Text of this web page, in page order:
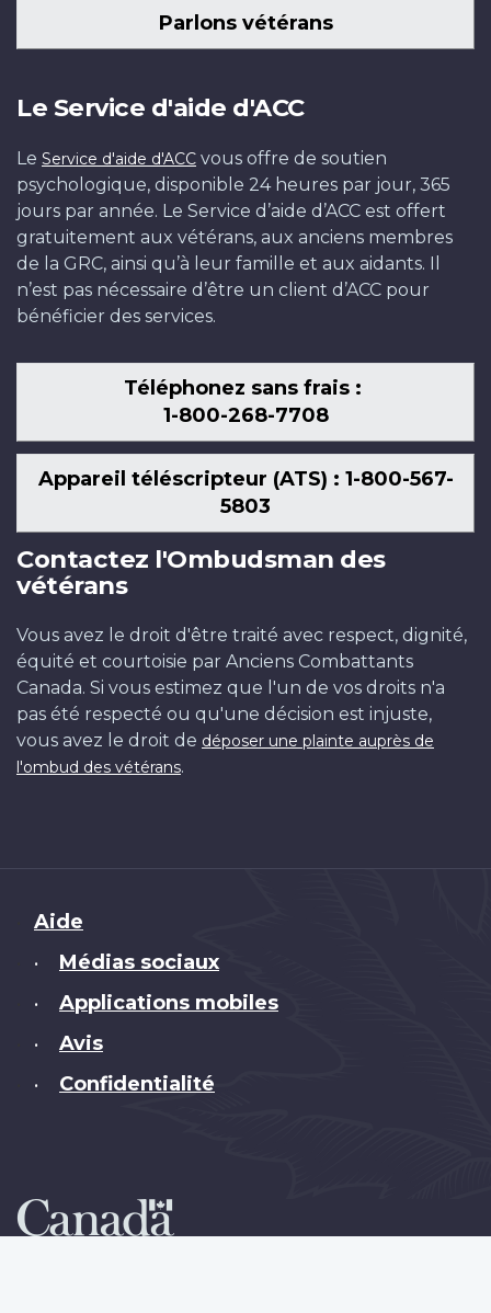
Parlons vétérans
Le Service d'aide d'ACC
Le Service d'aide d'ACC vous offre de soutien
psychologique, disponible 24 heures par jour, 365
jours par année. Le Service d’aide d’ACC est offert
gratuitement aux vétérans, aux anciens membres
de la GRC, ainsi qu’à leur famille et aux aidants. Il
n’est pas nécessaire d’être un client d’ACC pour
bénéficier des services.
Téléphonez sans frais :
1-800-268-7708
Appareil téléscripteur (ATS) : 1-800-567-
5803
Contactez l'Ombudsman des
vétérans
Vous avez le droit d'être traité avec respect, dignité,
équité et courtoisie par Anciens Combattants
Canada. Si vous estimez que l'un de vos droits n'a
pas été respecté ou qu'une décision est injuste,
vous avez le droit de déposer une plainte auprès de
l'ombud des vétérans.
Brand
Aide
• Médias sociaux
• Applications mobiles
• Avis
• Confidentialité